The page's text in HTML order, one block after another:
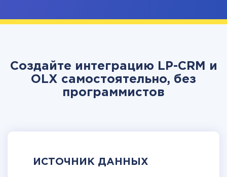
Создайте интеграцию LP-CRM и
OLX самостоятельно, без
программистов
ИСТОЧНИК ДАННЫХ